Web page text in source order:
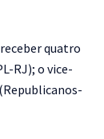
quatro
RJ); o vice-